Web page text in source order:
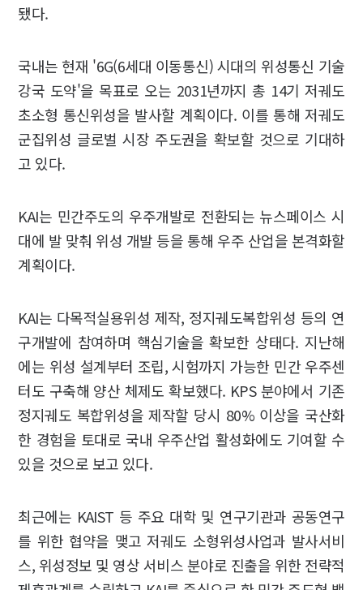
됐다.
국내는 현재 '6G(6세대 이동통신) 시대의 위성통신 기술
강국 도약'을 목표로 오는 2031년까지 총 14기 저궤도
초소형 통신위성을 발사할 계획이다. 이를 통해 저궤도
군집위성 글로벌 시장 주도권을 확보할 것으로 기대하
고 있다.
KAI는 민간주도의 우주개발로 전환되는 뉴스페이스 시
대에 발 맞춰 위성 개발 등을 통해 우주 산업을 본격화할
계획이다.
KAI는 다목적실용위성 제작, 정지궤도복합위성 등의 연
구개발에 참여하며 핵심기술을 확보한 상태다. 지난해
에는 위성 설계부터 조립, 시험까지 가능한 민간 우주센
터도 구축해 양산 체제도 확보했다. KPS 분야에서 기존
정지궤도 복합위성을 제작할 당시 80% 이상을 국산화
한 경험을 토대로 국내 우주산업 활성화에도 기여할 수
있을 것으로 보고 있다.
최근에는 KAIST 등 주요 대학 및 연구기관과 공동연구
를 위한 협약을 맺고 저궤도 소형위성사업과 발사서비
스, 위성정보 및 영상 서비스 분야로 진출을 위한 전략적